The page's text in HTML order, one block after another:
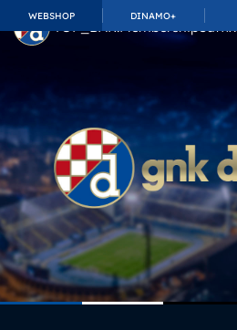
WEBSHOP DINAMO+
TOP_BAR.MembershipSuffix